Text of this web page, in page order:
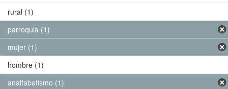
rural (1)
parroquia (1)
mujer (1)
hombre (1)
analfabetismo (1)